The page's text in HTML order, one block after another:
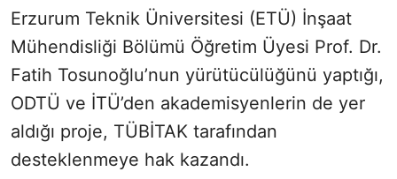
Erzurum Teknik Üniversitesi (ETÜ) İnşaat
Mühendisliği Bölümü Öğretim Üyesi Prof. Dr.
Fatih Tosunoğlu’nun yürütücülüğünü yaptığı,
ODTÜ ve İTÜ’den akademisyenlerin de yer
aldığı proje, TÜBİTAK tarafından
desteklenmeye hak kazandı.